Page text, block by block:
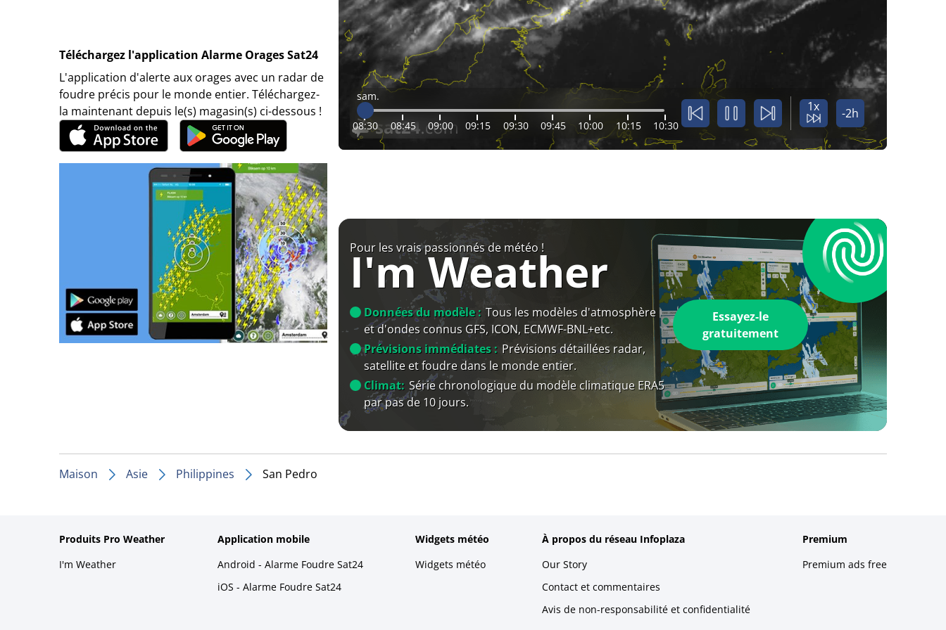
Téléchargez l'application Alarme Orages Sat24
L'application d'alerte aux orages avec un radar de
foudre précis pour le monde entier. Téléchargez-
la maintenant depuis le(s) magasin(s) ci-dessous !
sam.
08:30 08:45 09:00 09:15 09:30 09:45 10:00 10:15 10:30
1x -2h
Pour les vrais passionnés de météo !
I'm Weather
Données du modèle : Tous les modèles d'atmosphère
et d'ondes connus GFS, ICON, ECMWF-BNL+etc.
Prévisions immédiates : Prévisions détaillées radar,
satellite et foudre dans le monde entier.
Climat: Série chronologique du modèle climatique ERA5
par pas de 10 jours.
Essayez-le
gratuitement
Maison Asie Philippines San Pedro
Produits Pro Weather
I'm Weather
Application mobile
Android - Alarme Foudre Sat24
iOS - Alarme Foudre Sat24
Widgets météo
Widgets météo
À propos du réseau Infoplaza
Our Story
Contact et commentaires
Avis de non-responsabilité et confidentialité
Premium
Premium ads free